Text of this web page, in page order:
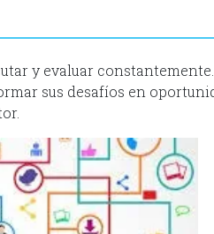
y evaluar
sus desafíos en